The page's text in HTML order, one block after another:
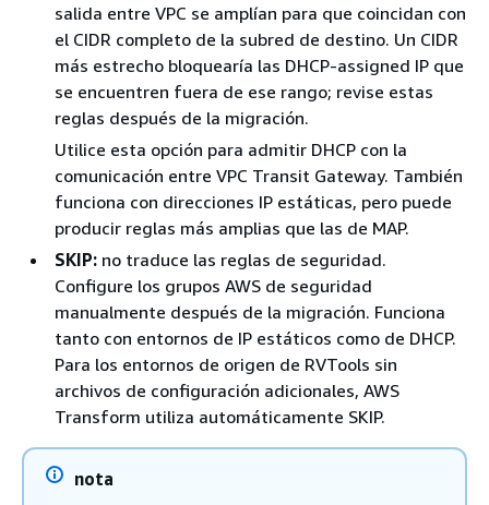
salida entre VPC se amplían para que coincidan con
el CIDR completo de la subred de destino. Un CIDR
más estrecho bloquearía las DHCP-assigned IP que
se encuentren fuera de ese rango; revise estas
reglas después de la migración.
Utilice esta opción para admitir DHCP con la
comunicación entre VPC Transit Gateway. También
funciona con direcciones IP estáticas, pero puede
producir reglas más amplias que las de MAP.
SKIP: no traduce las reglas de seguridad.
Configure los grupos AWS de seguridad
manualmente después de la migración. Funciona
tanto con entornos de IP estáticos como de DHCP.
Para los entornos de origen de RVTools sin
archivos de configuración adicionales, AWS
Transform utiliza automáticamente SKIP.
nota